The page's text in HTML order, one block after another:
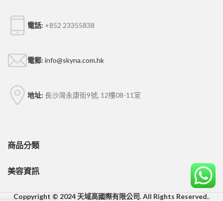
電話: +852 23355838
電郵: info@skyna.com.hk
地址: 長沙灣永康街9號, 12樓08-11室
商品分類
美容資訊
Coppyright © 2024 天域高國際有限公司. All Rights Reserved..